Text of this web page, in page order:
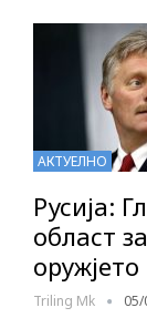
АКТУЕЛНО
Русија:
област
Triling Mk